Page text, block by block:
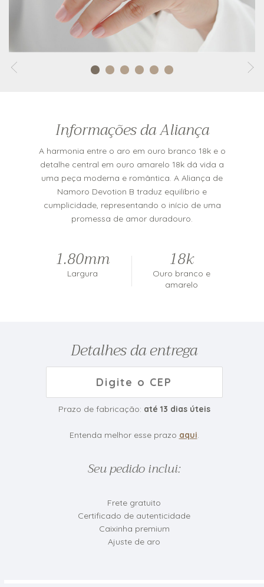
Informações da Aliança
A harmonia entre o aro em ouro branco 18k e o
detalhe central em ouro amarelo 18k dá vida a
uma peça moderna e romântica. A Aliança de
Namoro Devotion B traduz equilíbrio e
cumplicidade, representando o início de uma
promessa de amor duradouro.
1.80mm
Largura
18k
Ouro branco e
amarelo
Detalhes da entrega
Prazo de fabricação: até 13 dias úteis
Entenda melhor esse prazo aqui.
Seu pedido inclui:
Frete gratuito
Certificado de autenticidade
Caixinha premium
Ajuste de aro